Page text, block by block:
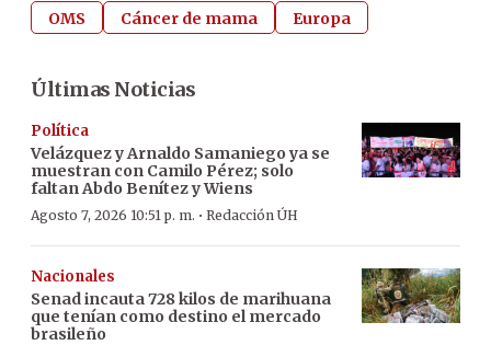
OMS Cáncer de mama Europa
Últimas Noticias
Política
Velázquez y Arnaldo Samaniego ya se
muestran con Camilo Pérez; solo
faltan Abdo Benítez y Wiens
Agosto 7, 2026 10:51 p. m. · Redacción ÚH
Nacionales
Senad incauta 728 kilos de marihuana
que tenían como destino el mercado
brasileño